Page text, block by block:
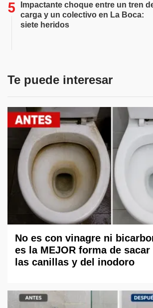
Impactante choque entre un tren
carga y un colectivo en La Boca:
siete heridos
Te puede interesar
No es con vinagre ni
es la MEJOR forma de
las canillas y del inodoro